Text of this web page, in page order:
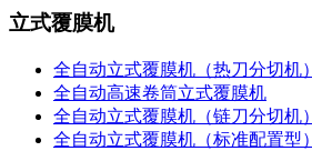
立式覆膜机
全自动立式覆膜机（热刀分切机）
全自动高速卷筒立式覆膜机
全自动立式覆膜机（链刀分切机）
全自动立式覆膜机（标准配置型）